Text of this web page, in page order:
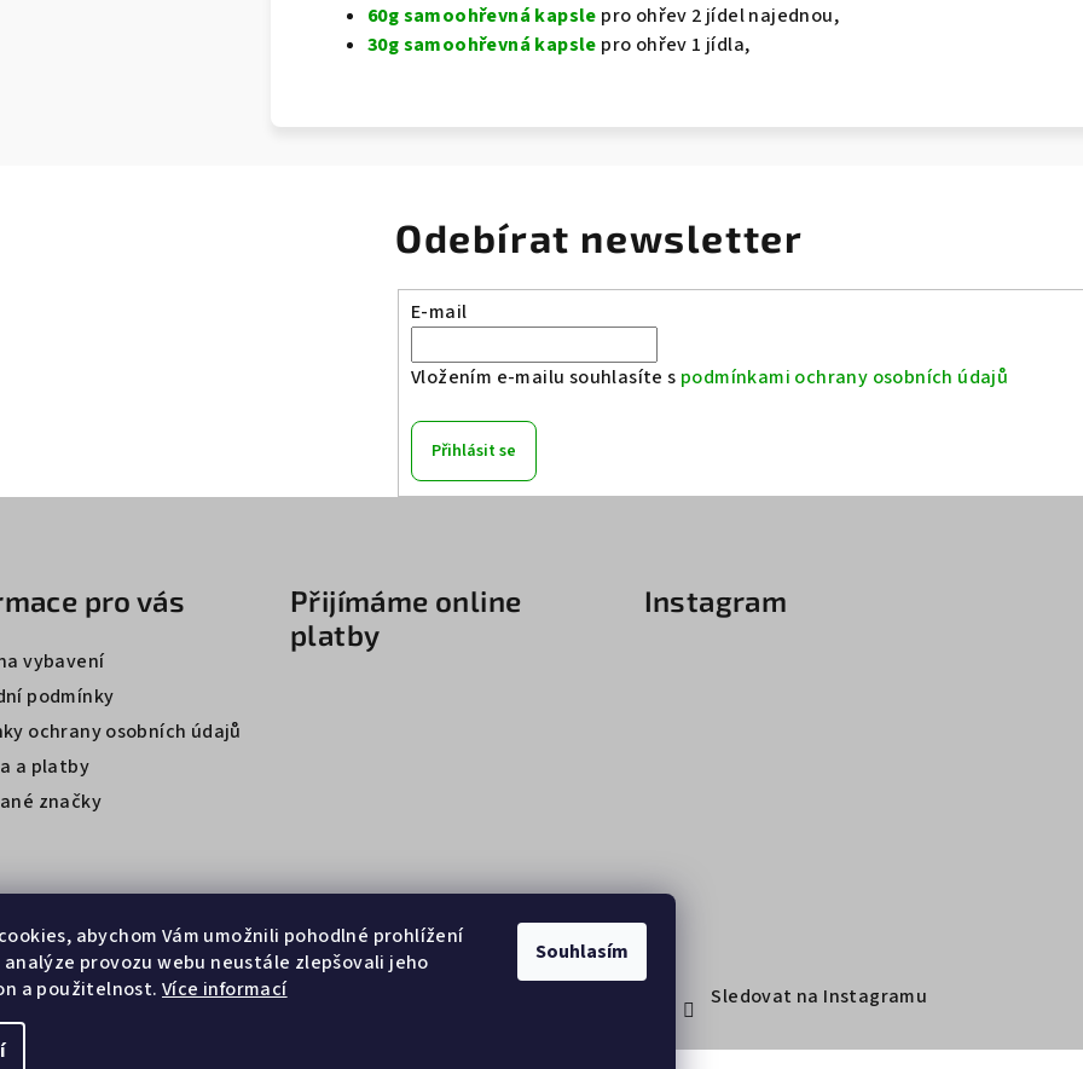
abychom Vám umožnili pohodlné prohlížení
analýze provozu webu neustále zlepšovali jeho
a použitelnost. Více informací
Souhlasím
60g samoohřevná kapsle pro ohřev 2 jídel najednou,
30g samoohřevná kapsle pro ohřev 1 jídla,
Odebírat newsletter
E-mail
Vložením e-mailu souhlasíte s podmínkami ochrany osobních údajů
Přihlásit se
pro vás
vybavení
podmínky
ochrany osobních údajů
a platby
značky
Přijímáme online
platby
Instagram
Sledovat na Instagramu